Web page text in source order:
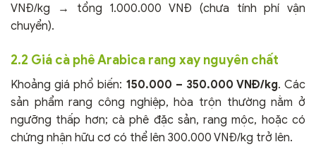
VNĐ/kg → tổng 1.000.000 VNĐ (chưa tính phí vận
chuyển).
2.2 Giá cà phê Arabica rang xay nguyên chất
Khoảng giá phổ biến: 150.000 – 350.000 VNĐ/kg. Các
sản phẩm rang công nghiệp, hòa trộn thường nằm ở
ngưỡng thấp hơn; cà phê đặc sản, rang mộc, hoặc có
chứng nhận hữu cơ có thể lên 300.000 VNĐ/kg trở lên.